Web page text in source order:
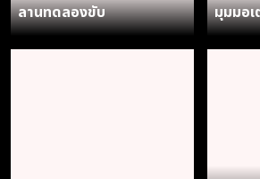
ลานทดลองขับ มุมมอ